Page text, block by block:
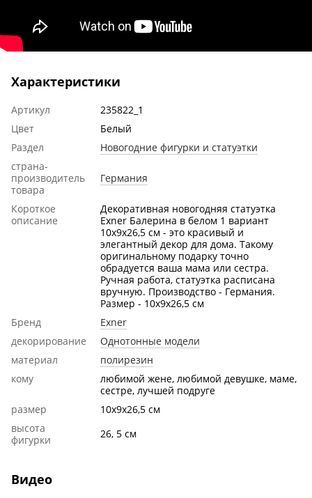
Характеристики
Артикул
235822_1
Цвет
Белый
Раздел
Новогодние фигурки и статуэтки
страна-
производитель
товара
Германия
Короткое
описание
Декоративная новогодняя статуэтка
Exner Балерина в белом 1 вариант
10x9x26,5 см - это красивый и
элегантный декор для дома. Такому
оригинальному подарку точно
обрадуется ваша мама или сестра.
Ручная работа, статуэтка расписана
вручную. Производство - Германия.
Размер - 10x9x26,5 см
Бренд
Exner
декорирование
Однотонные модели
материал
полирезин
кому
любимой жене, любимой девушке, маме,
сестре, лучшей подруге
размер
10x9x26,5 см
высота
фигурки
26, 5 cм
Видео